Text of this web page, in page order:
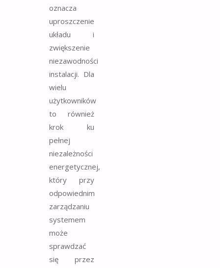
oznacza
uproszczenie
układu i
zwiększenie
niezawodności
instalacji. Dla
wielu
użytkowników
to również
krok ku
pełnej
niezależności
energetycznej,
który przy
odpowiednim
zarządzaniu
systemem
może
sprawdzać
się przez